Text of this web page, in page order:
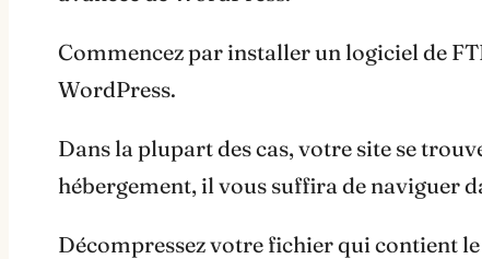
Commencez par installer un logiciel de
WordPress.
Dans la plupart des cas, votre site se
hébergement, il vous suffira de naviguer
Décompressez votre fichier qui contient